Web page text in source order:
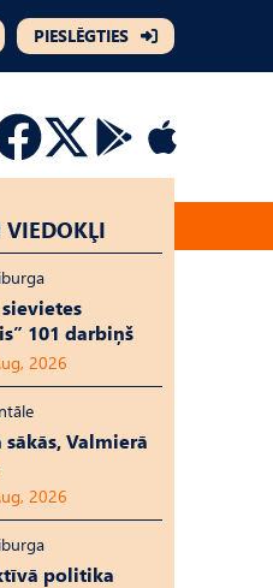
PIESLĒGTIES
101 darbiņš
2026
Valmierā
2026
politika